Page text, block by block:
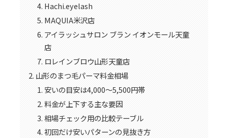
Hachi.eyelash
MAQUIA米沢店
アイラッシュサロン ブラン イオンモール天童
店
ロレインブロウ山形天童店
山形のまつ毛パーマ料金相場
安いの目安は4,000〜5,500円帯
料金が上下する主な要因
相場チェック用の比較テーブル
初回だけ安いパターンの見抜き方